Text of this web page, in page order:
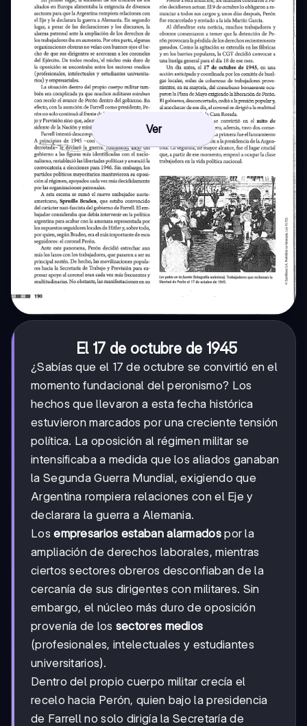
Ver
El 17 de octubre de 1945
¿Sabías que el 17 de octubre se convirtió en el
momento fundacional del peronismo? Los
hechos que llevaron a esta fecha histórica
estuvieron marcados por una creciente tensión
política. La oposición al régimen militar se
intensificaba a medida que los aliados ganaban
la Segunda Guerra Mundial, exigiendo que
Argentina rompiera relaciones con el Eje y
declarara la guerra a Alemania.
Losempresarios estaban alarmadospor la
ampliación de derechos laborales, mientras
ciertos sectores obreros desconfiaban de la
cercanía de sus dirigentes con militares. Sin
embargo, el núcleo más duro de oposición
provenía de los sectores medios
(profesionales, intelectuales y estudiantes
universitarios).
Dentro del propio cuerpo militar crecía el
recelo hacia Perón, quien bajo la presidencia
de Farrell no solo dirigía la Secretaría de